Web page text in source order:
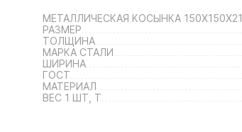
МЕТАЛЛИЧЕСКАЯ КОСЫНКА
РАЗМЕР
ТОЛЩИНА
МАРКА СТАЛИ
ШИРИНА
ГОСТ
МАТЕРИАЛ
ВЕС 1 ШТ, Т